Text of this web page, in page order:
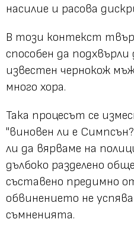
насилие и расова
В този контекст
способен да
известен чернокож
много хора.
Така процесът се
"виновен ли е
ли да вярваме на
дълбоко разделено
съставено предимно
обвинението не
съмненията.